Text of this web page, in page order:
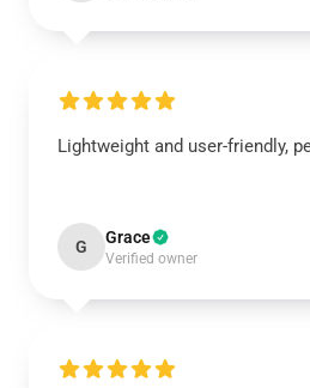
Lightweight and user-friendly,
G Grace
Verified owner